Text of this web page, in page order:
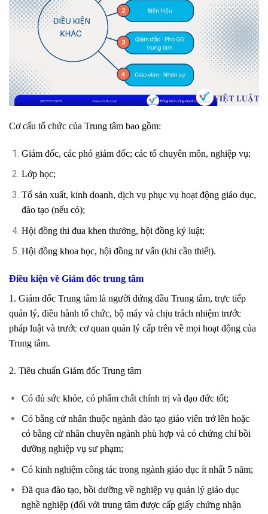
Cơ cấu tổ chức của Trung tâm bao gồm:
Giám đốc, các phó giám đốc; các tổ chuyên môn, nghiệp vụ;
Lớp học;
Tổ sản xuất, kinh doanh, dịch vụ phục vụ hoạt động giáo dục,
đào tạo (nếu có);
Hội đồng thi đua khen thưởng, hội đồng kỷ luật;
Hội đồng khoa học, hội đồng tư vấn (khi cần thiết).
Điều kiện về Giám đốc trung tâm
1. Giám đốc Trung tâm là người đứng đầu Trung tâm, trực tiếp
quản lý, điều hành tổ chức, bộ máy và chịu trách nhiệm trước
pháp luật và trước cơ quan quản lý cấp trên về mọi hoạt động của
Trung tâm.
2. Tiêu chuẩn Giám đốc Trung tâm
Có đủ sức khỏe, có phẩm chất chính trị và đạo đức tốt;
Cỏ bằng cử nhân thuộc ngành đào tạo giáo viên trở lên hoặc
có bằng cử nhân chuyên ngành phù hợp và có chứng chỉ bồi
dưỡng nghiệp vụ sư phạm;
Có kinh nghiệm công tác trong ngành giáo dục ít nhất 5 năm;
Đã qua đào tạo, bồi dưỡng về nghiệp vụ quản lý giáo dục
nghề nghiệp (đối với trung tâm được cấp giấy chứng nhận